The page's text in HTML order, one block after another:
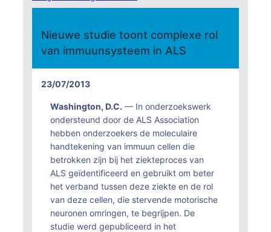
Nieuwe studie toont complexe rol
van immuunsysteem in ALS
23/07/2013
Washington, D.C. — In onderzoekswerk
ondersteund door de ALS Association
hebben onderzoekers de moleculaire
handtekening van immuun cellen die
betrokken zijn bij het ziekteproces van
ALS geïdentificeerd en gebruikt om beter
het verband tussen deze ziekte en de rol
van deze cellen, die stervende motorische
neuronen omringen, te begrijpen. De
studie werd gepubliceerd in het